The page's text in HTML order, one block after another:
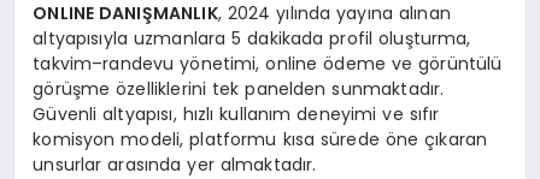
ONLINE DANIŞMANLIK, 2024 yılında yayına alınan
altyapısıyla uzmanlara 5 dakikada profil oluşturma,
takvim–randevu yönetimi, online ödeme ve görüntülü
görüşme özelliklerini tek panelden sunmaktadır.
Güvenli altyapısı, hızlı kullanım deneyimi ve sıfır
komisyon modeli, platformu kısa sürede öne çıkaran
unsurlar arasında yer almaktadır.